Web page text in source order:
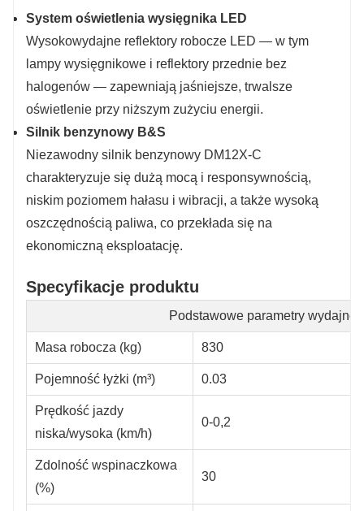
System oświetlenia wysięgnika LED
Wysokowydajne reflektory robocze LED — w tym
lampy wysięgnikowe i reflektory przednie bez
halogenów — zapewniają jaśniejsze, trwalsze
oświetlenie przy niższym zużyciu energii.
Silnik benzynowy B&S
Niezawodny silnik benzynowy DM12X-C
charakteryzuje się dużą mocą i responsywnością,
niskim poziomem hałasu i wibracji, a także wysoką
oszczędnością paliwa, co przekłada się na
ekonomiczną eksploatację.
Specyfikacje produktu
Podstawowe parametry
Masa robocza (kg) 830
Pojemność łyżki (m³) 0.03
Prędkość jazdy
niska/wysoka (km/h)
0-0,2
Zdolność wspinaczkowa
(%)
30